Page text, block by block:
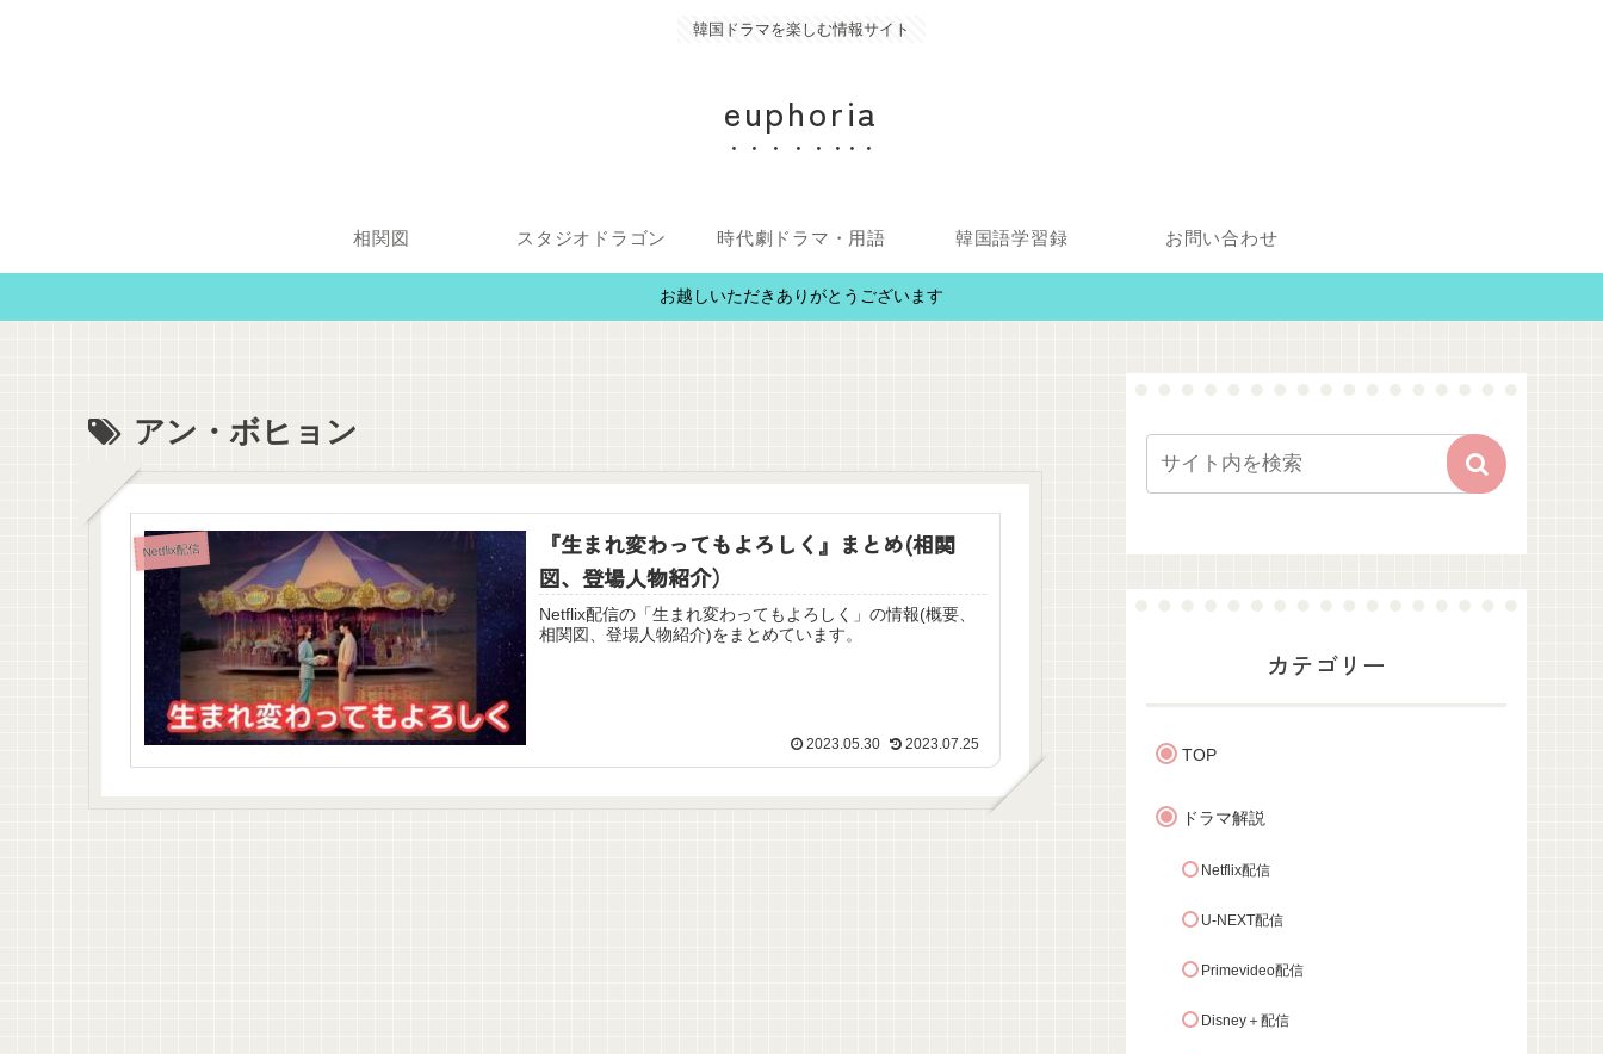
韓国ドラマを楽しむ情報サイト
euphoria
相関図 スタジオドラゴン 時代劇ドラマ・用語 韓国語学習録 お問い合わせ
お越しいただきありがとうございます
アン・ボヒョン
Netflix配信
『生まれ変わってもよろしく』まとめ(相関
図、登場人物紹介）
Netflix配信の「生まれ変わってもよろしく」の情報(概要、
相関図、登場人物紹介)をまとめています。
2023.05.30 2023.07.25
カテゴリー
TOP
ドラマ解説
Netflix配信
U-NEXT配信
Primevideo配信
Disney＋配信